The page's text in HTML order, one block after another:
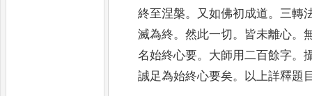
終至涅槃。 又如佛初成道。 三轉
滅為終。然此一切 。 皆未離心。
名始終心要。 大師用 二百餘字。
誠足為始終心要矣。 以上詳釋題